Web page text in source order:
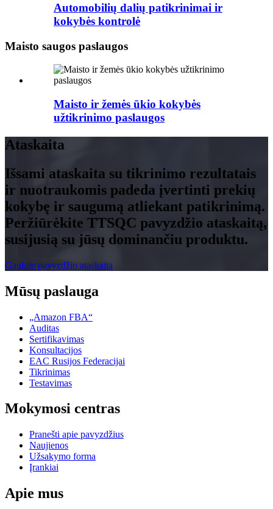
Automobilių dalių patikrinimai ir
kokybės kontrolė
Maisto saugos paslaugos
Maisto ir žemės ūkio kokybės
užtikrinimo paslaugos
Ataskaita
Išsami ataskaita su tikrinimo rezultatais
ir nuotraukomis padeda įvertinti prekių
kokybę ir saugumą atliekant patikrinimą.
Peržiūrėkite TTSQC pavyzdžio ataskaitą,
susijusią su jūsų dominančiu produktu.
Gaukite pavyzdžio ataskaitą
Mūsų paslauga
„Amazon FBA“
Auditas
Sertifikavimas
Konsultacijos
EAC Rusijos Federacijai
Tikrinimas
Testavimas
Mokymosi centras
Pranešti apie pavyzdžius
Naujienos
Užsakymo forma
Įrankiai
Apie mus